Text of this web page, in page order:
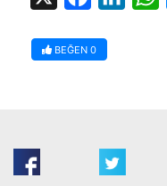
BEĞEN 0